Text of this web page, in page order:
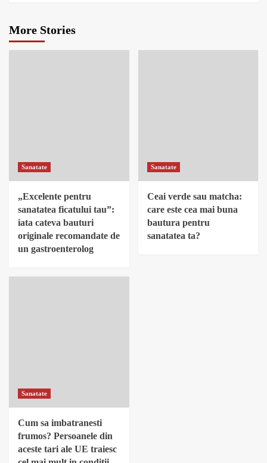
More Stories
Sanatate
„Excelente pentru
sanatatea ficatului tau”:
iata cateva bauturi
originale recomandate de
un gastroenterolog
Sanatate
Ceai verde sau matcha:
care este cea mai buna
bautura pentru
sanatatea ta?
Sanatate
Cum sa imbatranesti
frumos? Persoanele din
aceste tari ale UE traiesc